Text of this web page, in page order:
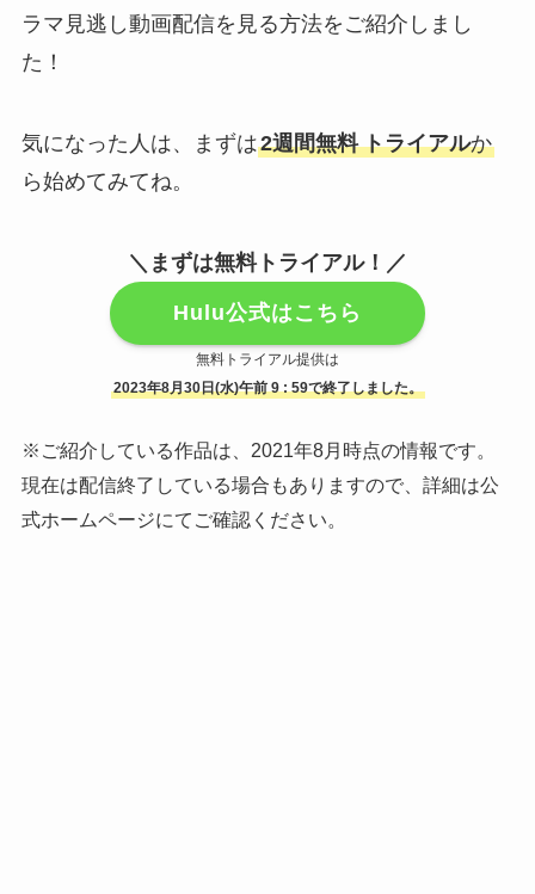
ラマ見逃し動画配信を見る方法をご紹介しまし
た！
気になった人は、まずは2週間無料 トライアルか
ら始めてみてね。
＼まずは無料トライアル！／
Hulu公式はこちら
無料トライアル提供は
2023年8月30日(水)午前 9 : 59で終了しました。
※ご紹介している作品は、2021年8月時点の情報です。
現在は配信終了している場合もありますので、詳細は公
式ホームページにてご確認ください。